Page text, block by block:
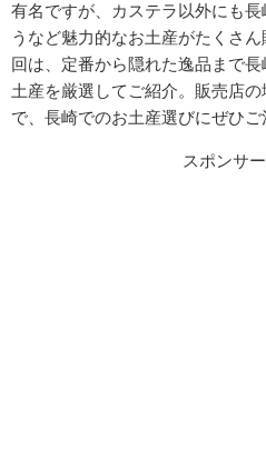
有名ですが、カステラ以外にも
うなど魅力的なお土産がたくさ
回は、定番から隠れた逸品まで
土産を厳選してご紹介。販売店
で、長崎でのお土産選びにぜひご
スポンサ